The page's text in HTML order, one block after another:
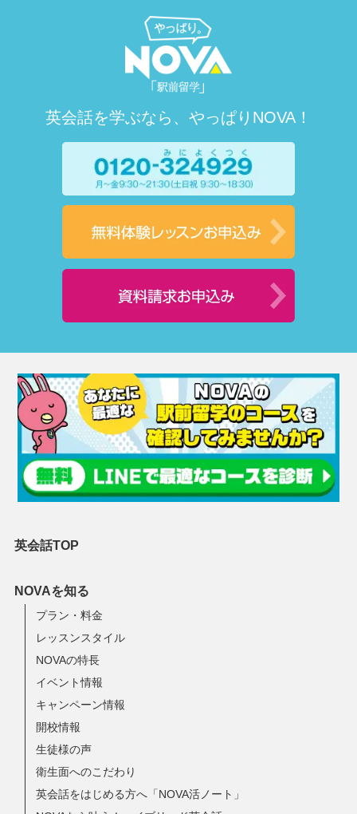
英会話を学ぶなら、やっぱりNOVA！
英会話TOP
NOVAを知る
プラン・料金
レッスンスタイル
NOVAの特長
イベント情報
キャンペーン情報
開校情報
生徒様の声
衛生面へのこだわり
英会話をはじめる方へ「NOVA活ノート」